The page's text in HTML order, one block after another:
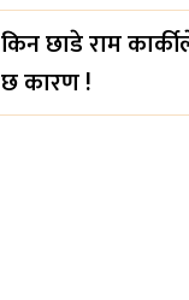
किन छाडे राम
छ कारण !